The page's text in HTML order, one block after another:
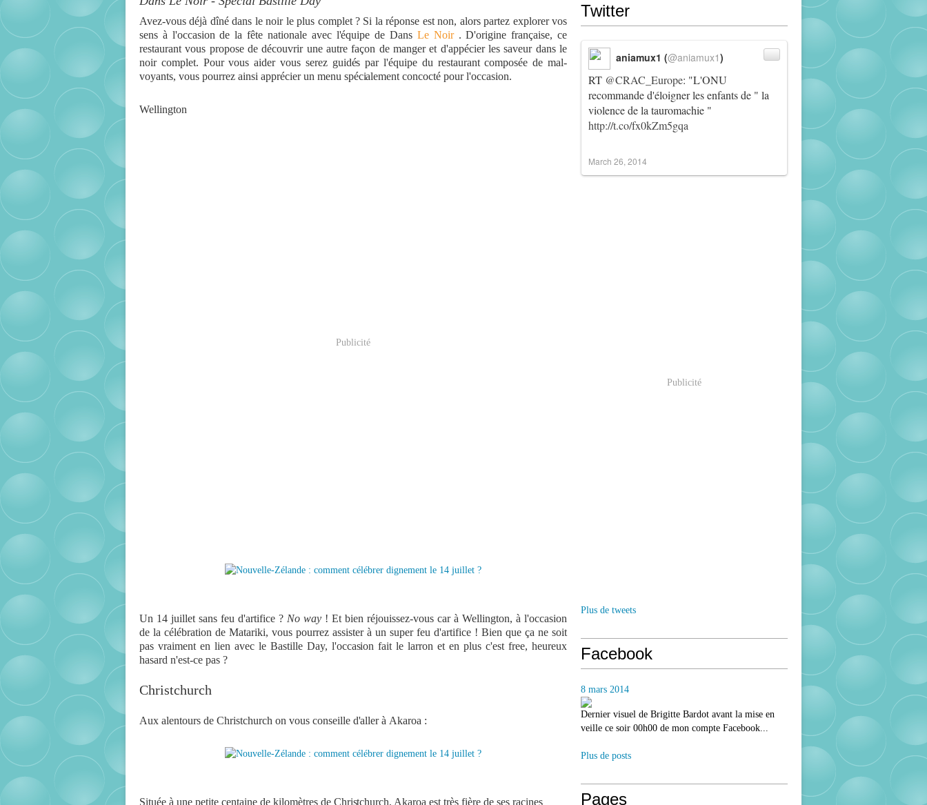
Avez-vous déjà dîné dans le noir le plus complet ? Si la réponse est non, alors partez explorer vos
sens à l'occasion de la fête nationale avec l'équipe de Dans Le Noir . D'origine française, ce
restaurant vous propose de découvrir une autre façon de manger et d'appécier les saveur dans le
noir complet. Pour vous aider vous serez guidés par l'équipe du restaurant composée de mal-
voyants, vous pourrez ainsi apprécier un menu spécialement concocté pour l'occasion.
Wellington
Publicité
Un 14 juillet sans feu d'artifice ? No way ! Et bien réjouissez-vous car à Wellington, à l'occasion
de la célébration de Matariki, vous pourrez assister à un super feu d'artifice ! Bien que ça ne soit
pas vraiment en lien avec le Bastille Day, l'occasion fait le larron et en plus c'est free, heureux
hasard n'est-ce pas ?
Christchurch
Aux alentours de Christchurch on vous conseille d'aller à Akaroa :
Située à une petite centaine de kilomètres de Christchurch, Akaroa est très fière de ses racines
Twitter
RT @CRAC_Europe: "L'ONU
recommande d'éloigner les enfants de " la
violence de la tauromachie "
http://t.co/fx0kZm5gqa
aniamux1 (@aniamux1)
March 26, 2014
Publicité
Plus de tweets
Facebook
8 mars 2014
Dernier visuel de Brigitte Bardot avant la mise en
veille ce soir 00h00 de mon compte Facebook...
Plus de posts
Pages